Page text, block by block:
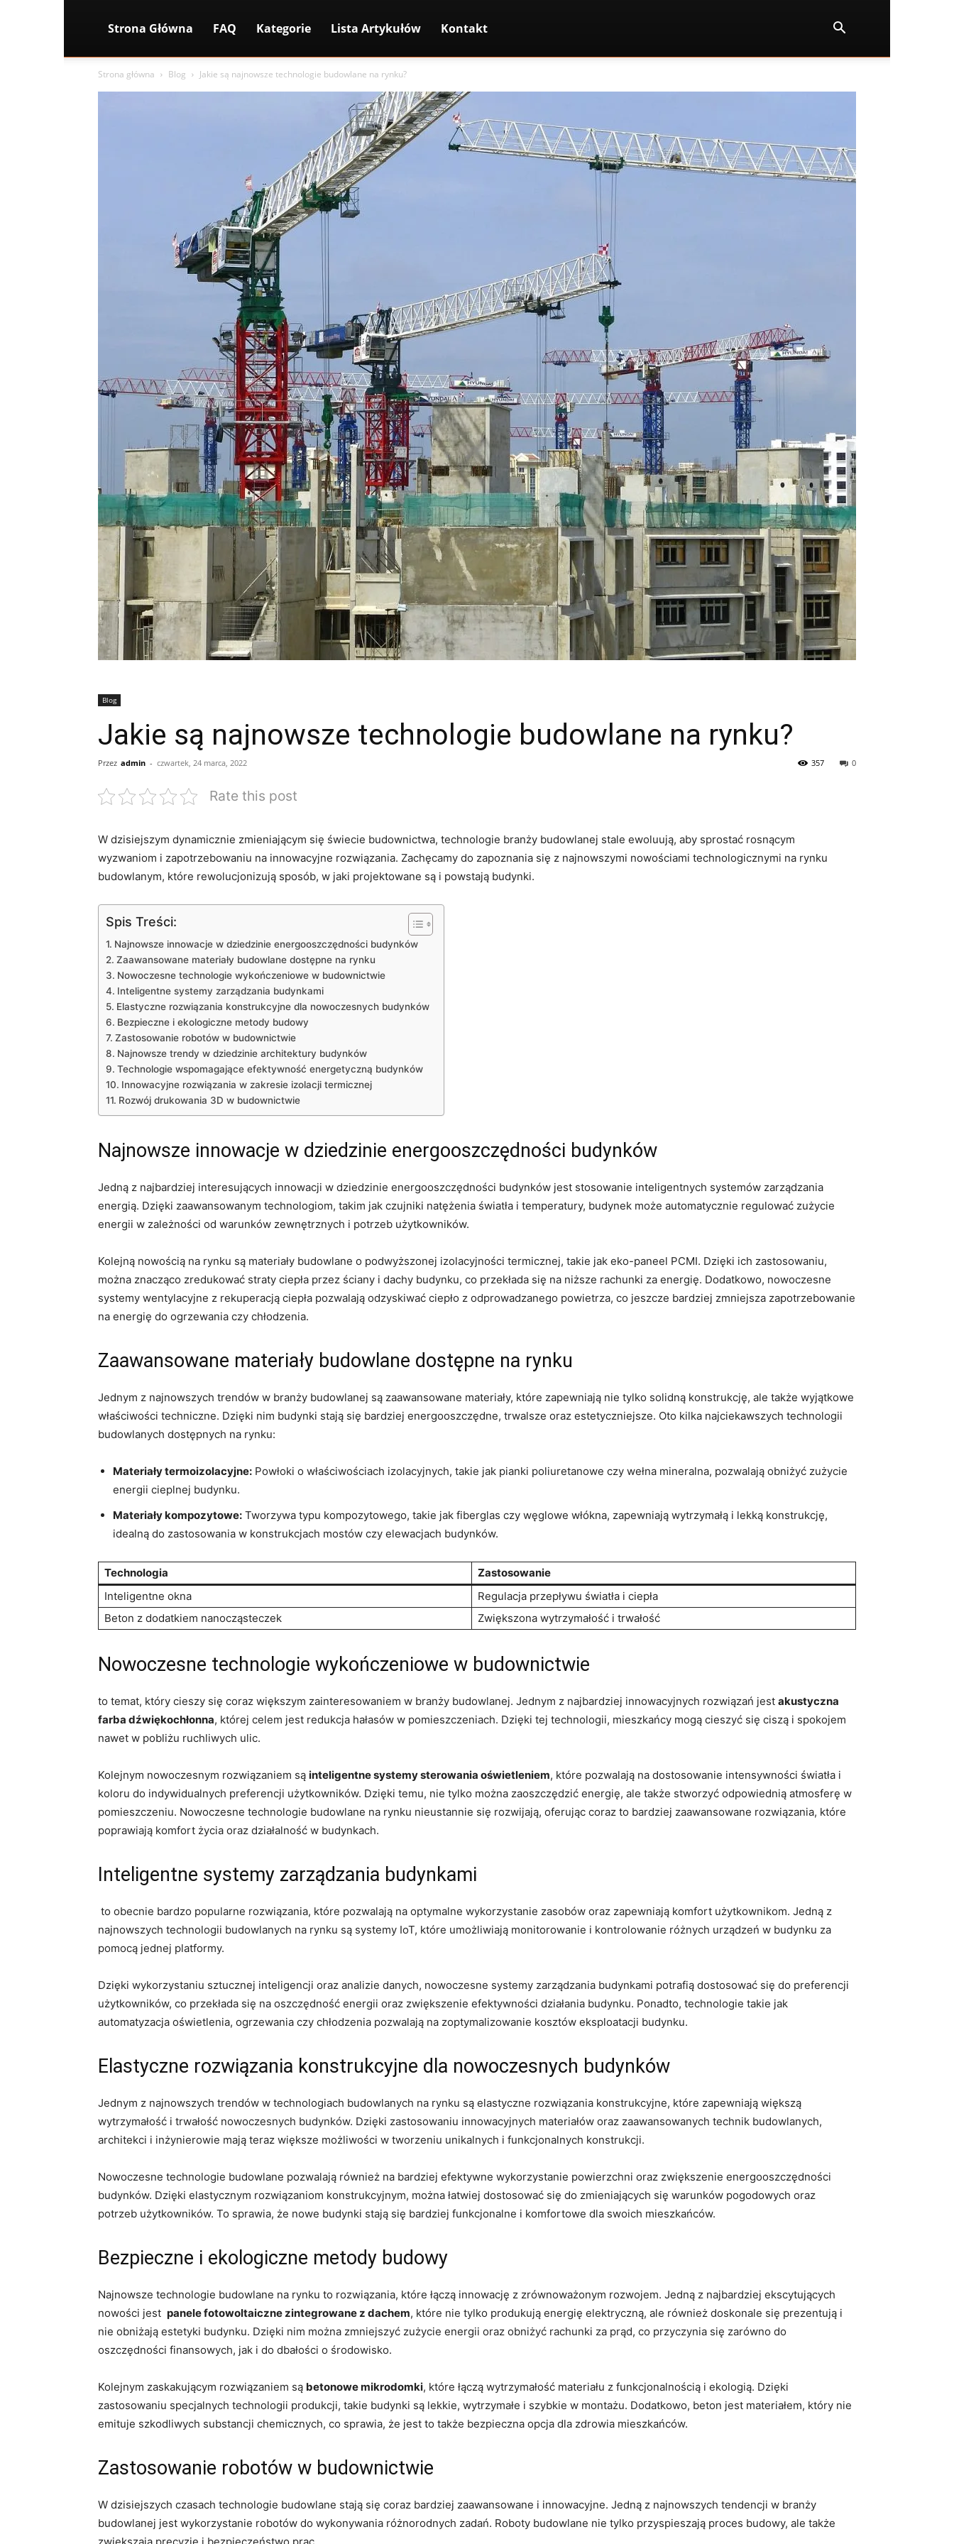
Strona Główna FAQ Kategorie Lista Artykułów Kontakt
Strona główna Blog Jakie są najnowsze technologie budowlane na rynku?
Blog
Jakie są najnowsze technologie budowlane na rynku?
Przez admin - czwartek, 24 marca, 2022 0
357
Rate this post
W dzisiejszym‌ dynamicznie ​zmieniającym się świecie budownictwa, ‌technologie ‌branży budowlanej stale ewoluują, aby sprostać rosnącym
wyzwaniom i‌ zapotrzebowaniu na innowacyjne rozwiązania. ⁤Zachęcamy do⁢ zapoznania się z najnowszymi nowościami technologicznymi na rynku
budowlanym, które rewolucjonizują ‌sposób, ​w jaki ‌projektowane ⁣są i powstają⁣ budynki.
Spis Treści:
Najnowsze innowacje w dziedzinie energooszczędności budynków
Zaawansowane ‌materiały budowlane ‍dostępne na‌ rynku
Nowoczesne technologie ⁢wykończeniowe w​ budownictwie
Inteligentne systemy ⁤zarządzania budynkami
Elastyczne rozwiązania konstrukcyjne ‌dla nowoczesnych budynków
Bezpieczne i ‍ekologiczne ‍metody budowy
Zastosowanie robotów w budownictwie
Najnowsze trendy ⁤w dziedzinie architektury budynków
Technologie wspomagające‍ efektywność energetyczną budynków
Innowacyjne rozwiązania w​ zakresie izolacji termicznej
Rozwój drukowania 3D ⁤w budownictwie
Najnowsze innowacje w dziedzinie energooszczędności budynków
Jedną ‍z ‍najbardziej interesujących‌ innowacji⁢ w dziedzinie energooszczędności budynków ‌jest​ stosowanie inteligentnych ​systemów zarządzania
energią. Dzięki ‌zaawansowanym technologiom, takim ⁢jak ​czujniki natężenia światła i ⁢temperatury, budynek może ​automatycznie regulować zużycie
energii w zależności od warunków⁣ zewnętrznych ​i potrzeb​ użytkowników.
Kolejną‌ nowością na rynku ‌są materiały⁢ budowlane ​o podwyższonej izolacyjności ⁤termicznej,‍ takie jak eko-paneel⁣ PCMI. Dzięki ich zastosowaniu,
można znacząco zredukować straty ciepła przez ściany ‌i dachy budynku, co przekłada się na niższe rachunki za‌ energię.⁤ Dodatkowo, nowoczesne
systemy ⁤wentylacyjne‌ z rekuperacją ⁤ciepła pozwalają ​odzyskiwać ciepło ⁤z odprowadzanego powietrza, co jeszcze⁣ bardziej zmniejsza​ zapotrzebowanie
na energię do ogrzewania czy⁤ chłodzenia.
Zaawansowane ‌materiały budowlane ‍dostępne na‌ rynku
Jednym z najnowszych trendów w branży ⁣budowlanej są‌ zaawansowane‍ materiały,⁣ które zapewniają nie tylko⁢ solidną ​konstrukcję, ​ale ⁤także wyjątkowe
właściwości​ techniczne. Dzięki nim⁢ budynki stają ⁤się bardziej ⁢energooszczędne, trwalsze oraz estetyczniejsze. ‌Oto kilka najciekawszych ⁣technologii
‍budowlanych ​dostępnych na rynku:
Materiały termoizolacyjne: Powłoki o właściwościach‌ izolacyjnych, takie jak pianki poliuretanowe czy wełna⁢ mineralna, pozwalają obniżyć zużycie
energii cieplnej budynku.
Materiały kompozytowe: Tworzywa ​typu kompozytowego, ‍takie jak fiberglas czy węglowe włókna, zapewniają wytrzymałą i lekką konstrukcję,
idealną do⁢ zastosowania w konstrukcjach mostów czy elewacjach⁤ budynków.
Technologia
Zastosowanie
Inteligentne ⁢okna
Regulacja‌ przepływu światła i ciepła
Beton z dodatkiem nanocząsteczek
Zwiększona wytrzymałość‌ i trwałość
Nowoczesne technologie ⁢wykończeniowe w​ budownictwie
to temat, który cieszy się coraz⁢ większym ⁤zainteresowaniem​ w branży budowlanej. Jednym ‍z najbardziej innowacyjnych rozwiązań jest akustyczna
⁤farba dźwiękochłonna,‌ której celem jest redukcja hałasów w pomieszczeniach. ⁣Dzięki tej technologii, mieszkańcy mogą cieszyć się ​ciszą​ i spokojem
nawet w pobliżu ruchliwych ulic.
Kolejnym nowoczesnym⁢ rozwiązaniem są⁤ inteligentne systemy sterowania oświetleniem, które pozwalają na dostosowanie intensywności światła ⁤i
koloru ⁤do indywidualnych preferencji użytkowników. Dzięki⁢ temu,‌ nie tylko można ‍zaoszczędzić energię, ale także ⁣stworzyć ‌odpowiednią atmosferę w
‌pomieszczeniu. Nowoczesne technologie ⁤budowlane‌ na ​rynku nieustannie ⁤się rozwijają,‍ oferując coraz​ to bardziej zaawansowane rozwiązania, które
⁢poprawiają komfort życia oraz działalność w⁣ budynkach.
Inteligentne systemy ⁤zarządzania budynkami
‌ to ⁤obecnie bardzo popularne rozwiązania, które pozwalają na optymalne wykorzystanie zasobów‌ oraz‌ zapewniają komfort użytkownikom. Jedną z
najnowszych technologii ⁤budowlanych na rynku są ⁣systemy IoT, które umożliwiają ⁣monitorowanie i kontrolowanie różnych urządzeń w budynku ⁤za
⁣pomocą jednej platformy.
Dzięki wykorzystaniu sztucznej⁤ inteligencji oraz analizie danych, ‌nowoczesne systemy zarządzania‌ budynkami potrafią ⁣dostosować ⁢się do preferencji
użytkowników,‍ co przekłada się ⁢na oszczędność ⁣energii oraz zwiększenie‌ efektywności‌ działania budynku.⁤ Ponadto, technologie ⁤takie jak
automatyzacja oświetlenia, ogrzewania czy chłodzenia pozwalają na zoptymalizowanie ⁣kosztów eksploatacji budynku.
Elastyczne rozwiązania konstrukcyjne ‌dla nowoczesnych budynków
Jednym⁢ z najnowszych trendów w technologiach⁣ budowlanych na rynku ‍są elastyczne rozwiązania konstrukcyjne, które zapewniają większą
wytrzymałość i trwałość nowoczesnych budynków. Dzięki zastosowaniu innowacyjnych materiałów oraz‍ zaawansowanych technik budowlanych,
architekci i​ inżynierowie mają‌ teraz większe możliwości w tworzeniu ⁤unikalnych⁣ i funkcjonalnych konstrukcji.
Nowoczesne technologie budowlane pozwalają również na bardziej efektywne wykorzystanie powierzchni ⁤oraz ​zwiększenie energooszczędności⁢
budynków. Dzięki ‌elastycznym⁢ rozwiązaniom konstrukcyjnym, można łatwiej dostosować się do zmieniających się warunków pogodowych⁢ oraz
⁢potrzeb użytkowników. To sprawia, że nowe⁣ budynki ⁤stają⁤ się bardziej⁤ funkcjonalne⁣ i komfortowe dla swoich mieszkańców.
Bezpieczne i ‍ekologiczne ‍metody budowy
Najnowsze⁢ technologie budowlane na rynku to‍ rozwiązania, które łączą⁢ innowację z zrównoważonym rozwojem. Jedną z ‍najbardziej ekscytujących
nowości ⁢jest ⁣ panele fotowoltaiczne zintegrowane z dachem, które nie tylko produkują energię elektryczną, ale również‌ doskonale⁣ się⁣ prezentują i
nie obniżają estetyki‌ budynku. Dzięki nim można zmniejszyć zużycie energii ‌oraz ‌obniżyć rachunki za prąd, co ‍przyczynia się zarówno do
oszczędności finansowych, jak i​ do dbałości ‍o środowisko.
Kolejnym​ zaskakującym rozwiązaniem​ są betonowe mikrodomki,​ które łączą wytrzymałość materiału z funkcjonalnością i ekologią. ⁢Dzięki
zastosowaniu specjalnych​ technologii produkcji, takie⁤ budynki są lekkie, wytrzymałe i‌ szybkie w montażu. Dodatkowo, beton jest materiałem,‍ który nie
emituje szkodliwych substancji ⁣chemicznych, co‌ sprawia,‌ że jest to ‌także bezpieczna opcja dla zdrowia ⁢mieszkańców.
Zastosowanie robotów w budownictwie
W dzisiejszych czasach⁣ technologie budowlane stają się coraz bardziej zaawansowane ​i ‍innowacyjne. ​Jedną z najnowszych tendencji w branży⁤
budowlanej jest ‍wykorzystanie ‌robotów do wykonywania różnorodnych‌ zadań. Roboty budowlane nie tylko przyspieszają proces⁤ budowy, ale także